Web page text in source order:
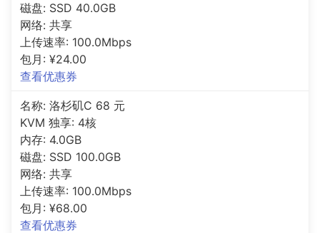
磁盘: SSD 40.0GB
网络: 共享
上传速率: 100.0Mbps
包月: ¥24.00
查看优惠券
名称: 洛杉矶C 68 元
KVM 独享: 4核
内存: 4.0GB
磁盘: SSD 100.0GB
网络: 共享
上传速率: 100.0Mbps
包月: ¥68.00
查看优惠券